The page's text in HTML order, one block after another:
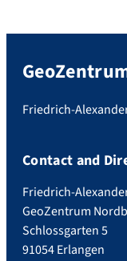
Friedrich-
Contact and
Friedrich-
GeoZentrum
Schlossgarten 5
91054 Erlangen